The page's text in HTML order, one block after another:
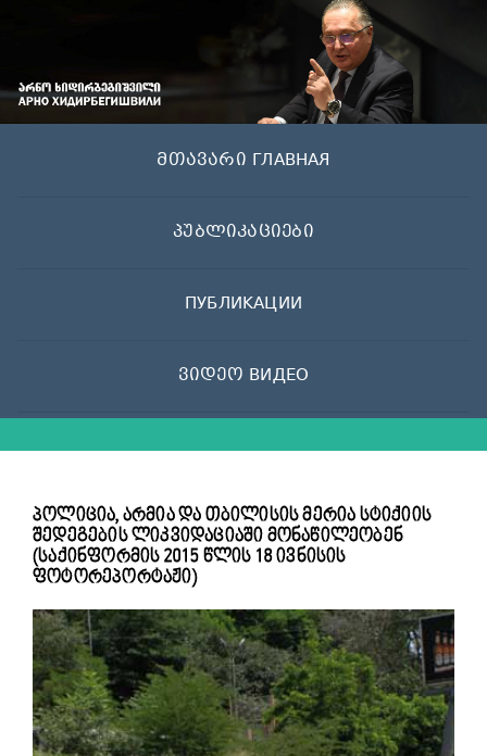
მთავარი ГЛАВНАЯ
პუბლიკაციები
ПУБЛИКАЦИИ
ვიდეო ВИДЕО
პოლიცია, არმია და თბილისის მერია სტიქიის
შედეგების ლიკვიდაციაში მონაწილეობენ
(საქინფორმის 2015 წლის 18 ივნისის
ფოტორეპორტაჟი)